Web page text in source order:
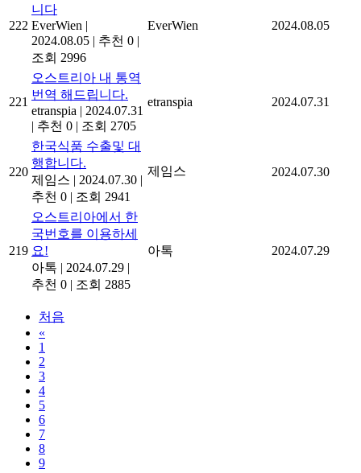
222
니다
EverWien |
2024.08.05 | 추천 0 |
조회 2996
EverWien 2024.08.05
221
오스트리아 내 통역
번역 해드립니다.
etranspia | 2024.07.31
| 추천 0 | 조회 2705
etranspia 2024.07.31
220
한국식품 수출및 대
행합니다.
제임스 | 2024.07.30 |
추천 0 | 조회 2941
제임스 2024.07.30
219
오스트리아에서 한
국번호를 이용하세
요!
아톡 | 2024.07.29 |
추천 0 | 조회 2885
아톡 2024.07.29
처음
«
1
2
3
4
5
6
7
8
9